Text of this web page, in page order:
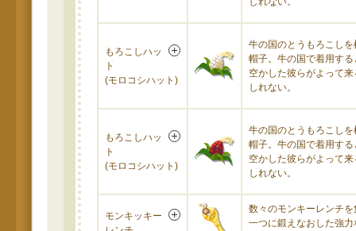
もろこしハッ
ト
(モロコシハット)
牛の国のとうもろこしを
帽子。牛の国で着用する
空かした彼らがよって来
しれない。
もろこしハッ
ト
(モロコシハット)
牛の国のとうもろこしを
帽子。牛の国で着用する
空かした彼らがよって来
しれない。
モンキッキー
数々のモンキーレンチを
一つに鍛えなおした強力